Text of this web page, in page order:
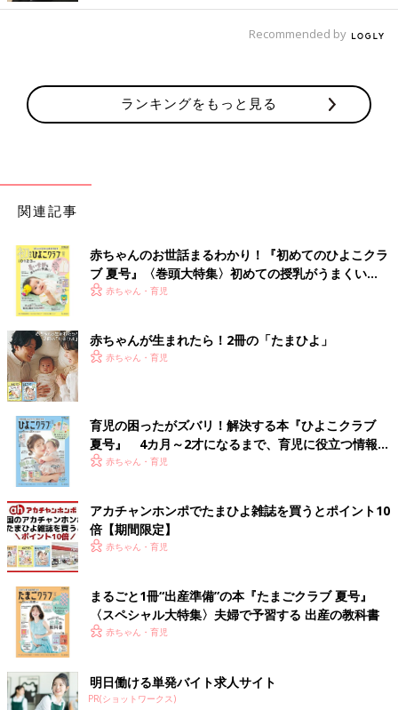
Recommended by
ランキングをもっと見る
関連記事
赤ちゃんのお世話まるわかり！『初めてのひよこクラ
ブ 夏号』〈巻頭大特集〉初めての授乳がうまくい
く！ おっぱい・ミルクの基本と夏のトラブル 解決テ
赤ちゃん・育児
赤ちゃんが生まれたら！2冊の「たまひよ」
赤ちゃん・育児
育児の困ったがズバリ！解決する本『ひよこクラブ
夏号』 4カ月～2才になるまで、育児に役立つ情報が
いっぱい！
赤ちゃん・育児
アカチャンホンポでたまひよ雑誌を買うとポイント10
倍【期間限定】
赤ちゃん・育児
まるごと1冊“出産準備”の本『たまごクラブ 夏号』
〈スペシャル大特集〉夫婦で予習する 出産の教科書
赤ちゃん・育児
明日働ける単発バイト求人サイト
PR(ショットワークス)